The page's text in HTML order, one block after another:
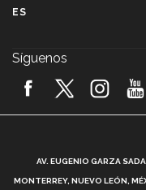
2026!
¿Cómo es
ES
Síguenos
AV. EUGENIO GARZA
MONTERREY, NUEVO LEÓN,